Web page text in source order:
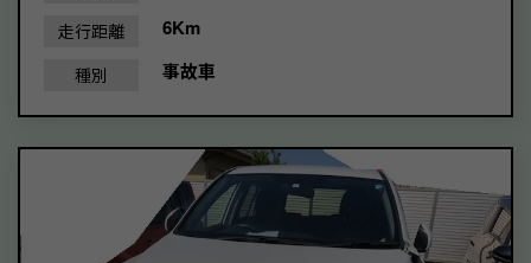
走行距離 6Km
種別 事故車